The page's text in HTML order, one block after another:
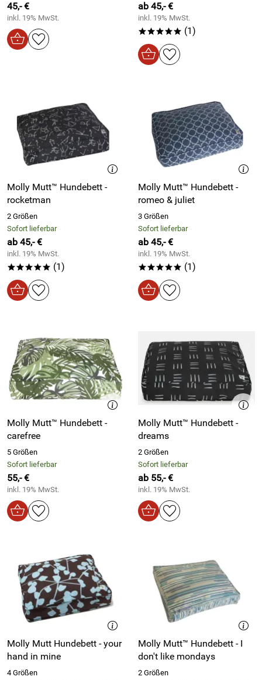
45,- €
inkl. 19% MwSt.
ab 45,- €
inkl. 19% MwSt.
***** (1)
Molly Mutt™ Hundebett -
rocketman
2 Größen
Sofort lieferbar
ab 45,- €
inkl. 19% MwSt.
***** (1)
Molly Mutt™ Hundebett -
romeo & juliet
3 Größen
Sofort lieferbar
ab 45,- €
inkl. 19% MwSt.
***** (1)
Molly Mutt™ Hundebett -
carefree
5 Größen
Sofort lieferbar
55,- €
inkl. 19% MwSt.
Molly Mutt™ Hundebett -
dreams
2 Größen
Sofort lieferbar
ab 55,- €
inkl. 19% MwSt.
Molly Mutt Hundebett - your
hand in mine
4 Größen
Molly Mutt™ Hundebett - I
don′t like mondays
2 Größen